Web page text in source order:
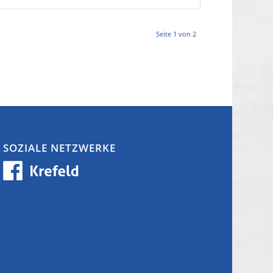
Seite 1 von 2
SOZIALE NETZWERKE